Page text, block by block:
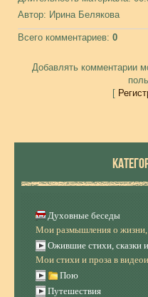
Автор: Ирина Белякова
Всего комментариев: 0
Добавлять комментарии
[
Духовные беседы
Мои размышления о
Ожившие стихи, сказки
Мои стихи и проза в
Пою
Путешествия